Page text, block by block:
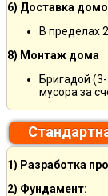
6) Доставка
В пределах
8) Монтаж дома
Бригадой
мусора за
1) Разработка
2) Фундамент: